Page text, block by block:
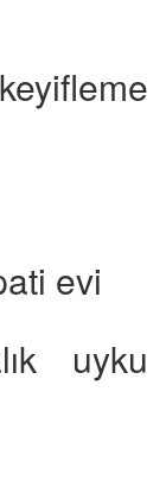
evi
uyku